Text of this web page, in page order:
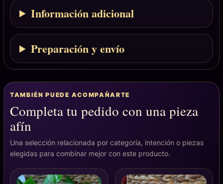
Información adicional
Preparación y envío
TAMBIÉN PUEDE ACOMPAÑARTE
Completa tu pedido con una pieza
afín
Una selección relacionada por categoría, intención o piezas
elegidas para combinar mejor con este producto.